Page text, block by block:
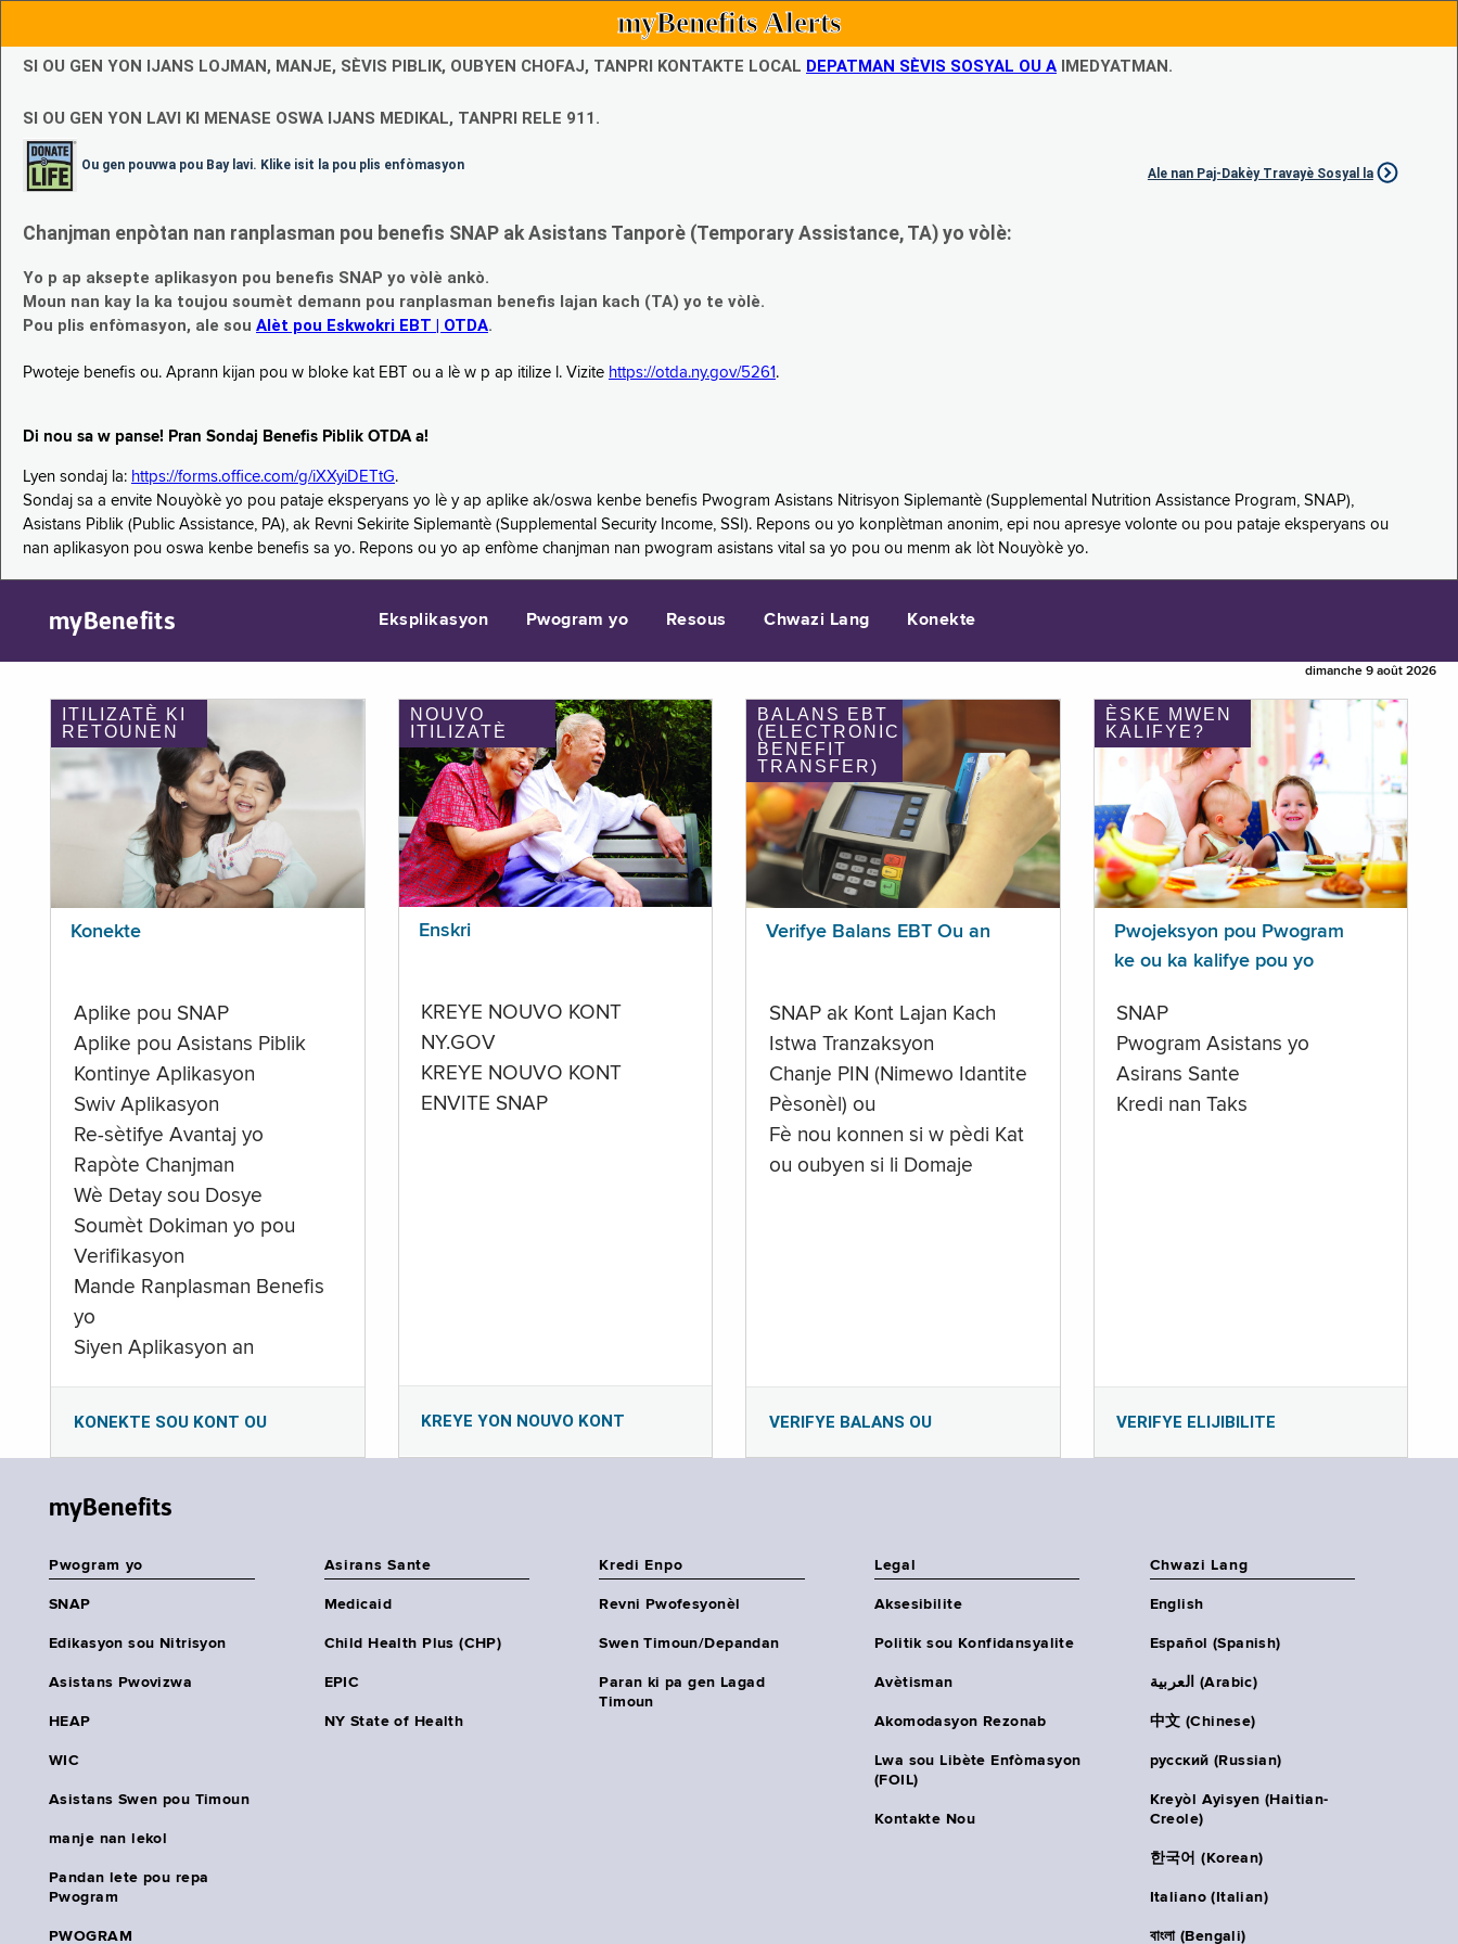
myBenefits Alerts
SI OU GEN YON IJANS LOJMAN, MANJE, SÈVIS PIBLIK, OUBYEN CHOFAJ, TANPRI KONTAKTE LOCAL DEPATMAN SÈVIS SOSYAL OU A IMEDYATMAN.
SI OU GEN YON LAVI KI MENASE OSWA IJANS MEDIKAL, TANPRI RELE 911.
Ou gen pouvwa pou Bay lavi. Klike isit la pou plis enfòmasyon
Ale nan Paj-Dakèy Travayè Sosyal la
Chanjman enpòtan nan ranplasman pou benefis SNAP ak Asistans Tanporè (Temporary Assistance, TA) yo vòlè:
Yo p ap aksepte aplikasyon pou benefis SNAP yo vòlè ankò.
Moun nan kay la ka toujou soumèt demann pou ranplasman benefis lajan kach (TA) yo te vòlè.
Pou plis enfòmasyon, ale sou Alèt pou Eskwokri EBT | OTDA.
Pwoteje benefis ou. Aprann kijan pou w bloke kat EBT ou a lè w p ap itilize l. Vizite https://otda.ny.gov/5261 .
Di nou sa w panse! Pran Sondaj Benefis Piblik OTDA a!
Lyen sondaj la: https://forms.office.com/g/iXXyiDETtG.
Sondaj sa a envite Nouyòkè yo pou pataje eksperyans yo lè y ap aplike ak/oswa kenbe benefis Pwogram Asistans Nitrisyon Siplemantè (Supplemental Nutrition Assistance Program, SNAP),
Asistans Piblik (Public Assistance, PA), ak Revni Sekirite Siplemantè (Supplemental Security Income, SSI). Repons ou yo konplètman anonim, epi nou apresye volonte ou pou pataje eksperyans ou
nan aplikasyon pou oswa kenbe benefis sa yo. Repons ou yo ap enfòme chanjman nan pwogram asistans vital sa yo pou ou menm ak lòt Nouyòkè yo.
myBenefits Eksplikasyon Pwogram yo Resous Chwazi Lang Konekte
dimanche 9 août 2026
ITILIZATÈ KI
RETOUNEN
Konekte
Aplike pou SNAP
Aplike pou Asistans Piblik
Kontinye Aplikasyon
Swiv Aplikasyon
Re-sètifye Avantaj yo
Rapòte Chanjman
Wè Detay sou Dosye
Soumèt Dokiman yo pou
Verifikasyon
Mande Ranplasman Benefis
yo
Siyen Aplikasyon an
KONEKTE SOU KONT OU
NOUVO
ITILIZATÈ
Enskri
KREYE NOUVO KONT
NY.GOV
KREYE NOUVO KONT
ENVITE SNAP
KREYE YON NOUVO KONT
BALANS EBT
(ELECTRONIC
BENEFIT
TRANSFER)
Verifye Balans EBT Ou an
SNAP ak Kont Lajan Kach
Istwa Tranzaksyon
Chanje PIN (Nimewo Idantite
Pèsonèl) ou
Fè nou konnen si w pèdi Kat
ou oubyen si li Domaje
VERIFYE BALANS OU
ÈSKE MWEN
KALIFYE?
Pwojeksyon pou Pwogram
ke ou ka kalifye pou yo
SNAP
Pwogram Asistans yo
Asirans Sante
Kredi nan Taks
VERIFYE ELIJIBILITE
myBenefits
Pwogram yo
SNAP
Edikasyon sou Nitrisyon
Asistans Pwovizwa
HEAP
WIC
Asistans Swen pou Timoun
manje nan lekol
Pandan lete pou repa
Pwogram
PWOGRAM
Asirans Sante
Medicaid
Child Health Plus (CHP)
EPIC
NY State of Health
Kredi Enpo
Revni Pwofesyonèl
Swen Timoun/Depandan
Paran ki pa gen Lagad
Timoun
Legal
Aksesibilite
Politik sou Konfidansyalite
Avètisman
Akomodasyon Rezonab
Lwa sou Libète Enfòmasyon
(FOIL)
Kontakte Nou
Chwazi Lang
English
Español (Spanish)
العربية (Arabic)
中文 (Chinese)
русский (Russian)
Kreyòl Ayisyen (Haitian-
Creole)
한국어 (Korean)
Italiano (Italian)
বাংলা (Bengali)